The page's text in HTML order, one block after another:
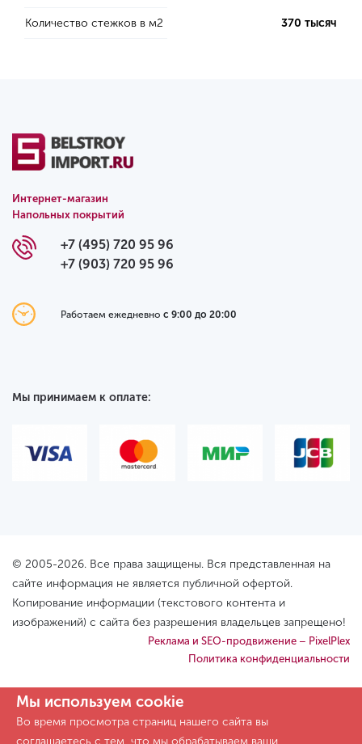
Количество стежков в м2 370 тысяч
Интернет-магазин
Напольных покрытий
+7 (495) 720 95 96
+7 (903) 720 95 96
Работаем ежедневно с 9:00 до 20:00
Мы принимаем к оплате:
© 2005-2026. Все права защищены. Вся представленная на
сайте информация не является публичной офертой.
Копирование информации (текстового контента и
изображений) с сайта без разрешения владельцев запрещено!
Реклама и SEO-продвижение – PixelPlex
Политика конфиденциальности
Мы используем cookie
Во время просмотра страниц нашего сайта вы